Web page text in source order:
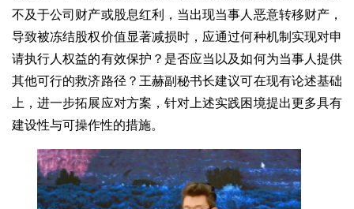
不及于公司财产或股息红利，当出现当事人恶意转移财产，
导致被冻结股权价值显著减损时，应通过何种机制实现对申
请执行人权益的有效保护？是否应当以及如何为当事人提供
其他可行的救济路径？王赫副秘书长建议可在现有论述基础
上，进一步拓展应对方案，针对上述实践困境提出更多具有
建设性与可操作性的措施。